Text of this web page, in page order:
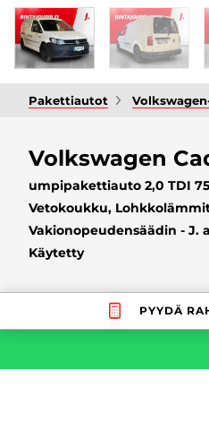
Pakettiautot
Volkswagen
umpipakettiauto 2,0 TDI
Vetokoukku,
Vakionopeudensäädin - J.
Käytetty
PYYDÄ